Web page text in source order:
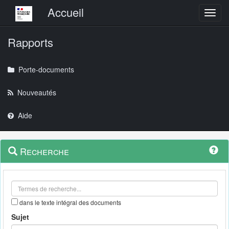
Menu principalAccueil
Rapports
Porte-documents
Nouveautés
Aide
Navigation
outils
Menu
contextuel
Recherche
dans le texte intégral des documents
Sujet